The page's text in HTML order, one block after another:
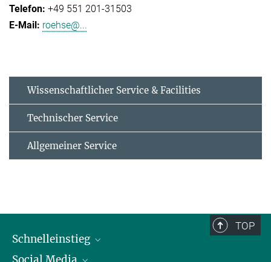
+49 551 201-31503
roehse@...
Wissenschaftlicher Service & Facilities
Technischer Service
Allgemeiner Service
TOP
Schnelleinstieg